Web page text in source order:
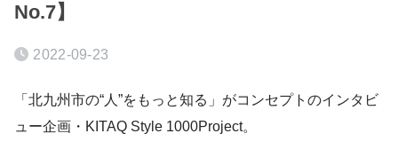
No.7】
2022-09-23
「北九州市の“人”をもっと知る」がコンセプトのインタビ
ュー企画・KITAQ Style 1000Project。